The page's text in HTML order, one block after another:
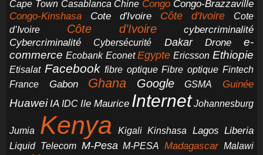
Cape Town Casablanca Chine Congo Congo-Brazzaville
Congo-Kinshasa Cote d'Ivoire Côte d'Ivoire
Cote
d’Ivoire
Côte d’Ivoire
cybercriminalité
Cybercriminalité
Cybersécurité Dakar Drone
e-
commerce Ecobank Econet Egypte Ericsson Ethiopie
Etisalat Facebook fibre optique Fibre optique Fintech
France
Gabon Ghana Google GSMA Guinée
Huawei IA IDC Ile Maurice Internet Johannesburg
Jumia Kenya Kigali Kinshasa Lagos Liberia
Liquid Telecom M-Pesa M-PESA Madagascar Malawi